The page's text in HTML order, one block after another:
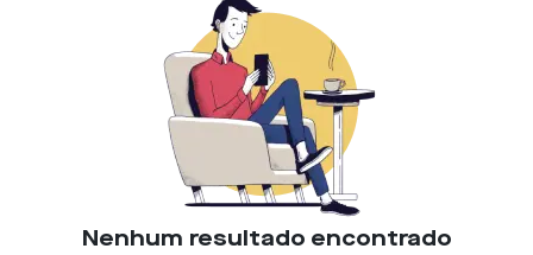
Nenhum resultado encontrado